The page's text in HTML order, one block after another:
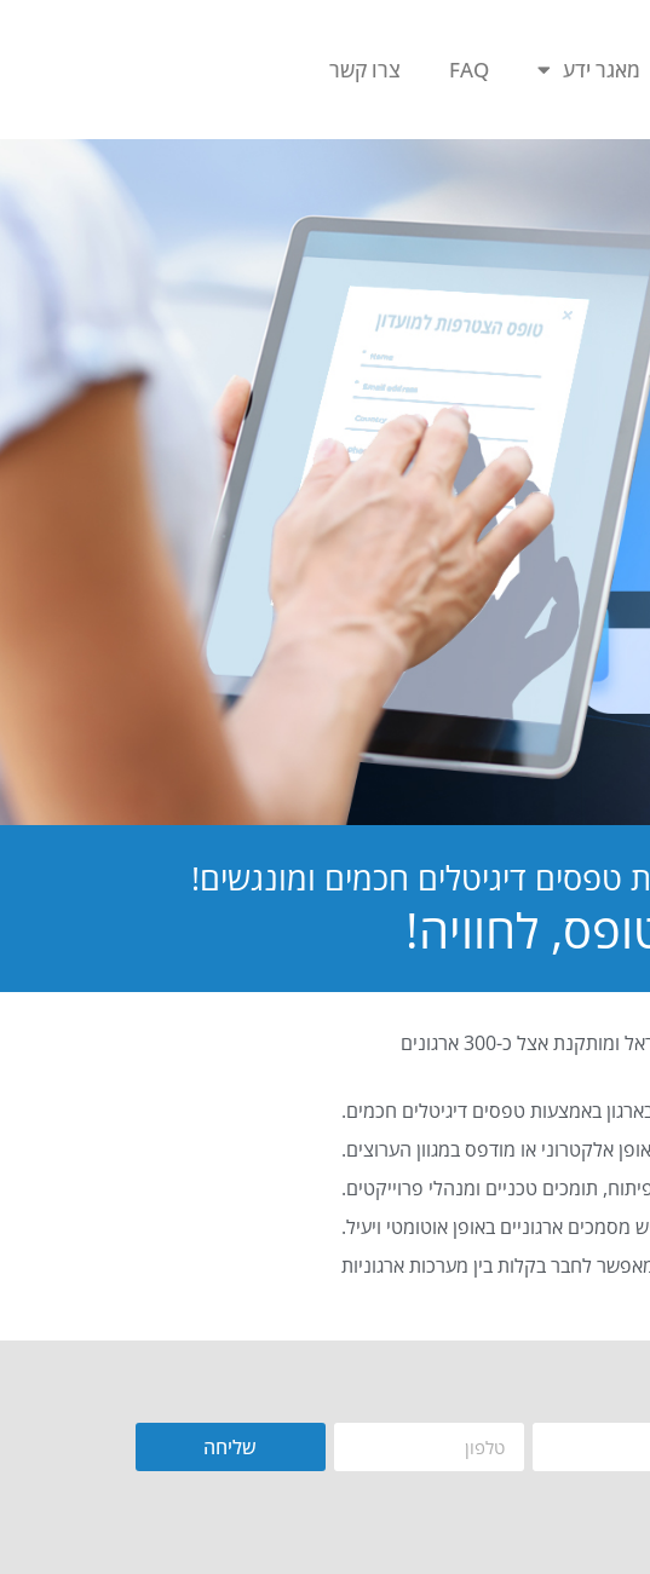
מאגר ידע FAQ צרו קשר
דיגיטלים חכמים ומונגשים!
PB Digital (PrintBOS Digital) הינה המערכת לטפסים דיגיטלים המובילה בישראל ומותקנת אצל כ-300 ארגונים
באמצעות טפסים דיגיטלים חכמים.
אלקטרוני או מודפס במגוון הערוצים.
תומכים טכניים ומנהלי פרוייקטים.
שליחה